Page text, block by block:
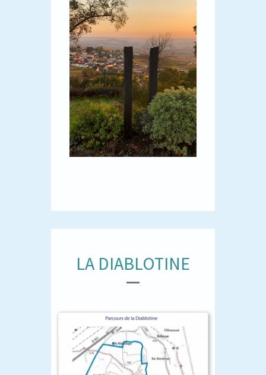
LA DIABLOTINE